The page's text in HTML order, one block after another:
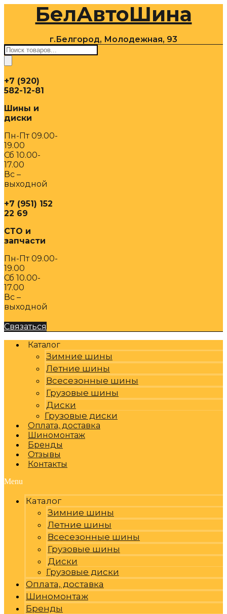
содержимомуБелАвтоШина
г.Белгород, Молодежная, 93
Поиск
товаров
+7 (920)
582-12-81
Шины и
диски
Пн-Пт 09.00-
19.00
Сб 10.00-
17.00
Вс –
выходной
+7 (951) 152
22 69
СТО и
запчасти
Пн-Пт 09.00-
19.00
Сб 10.00-
17.00
Вс –
выходной
Связаться
Каталог
Зимние шины
Летние шины
Всесезонные шины
Грузовые шины
Диски
Грузовые диски
Оплата, доставка
Шиномонтаж
Бренды
Отзывы
Контакты
Menu
Каталог
Зимние шины
Летние шины
Всесезонные шины
Грузовые шины
Диски
Грузовые диски
Оплата, доставка
Шиномонтаж
Бренды